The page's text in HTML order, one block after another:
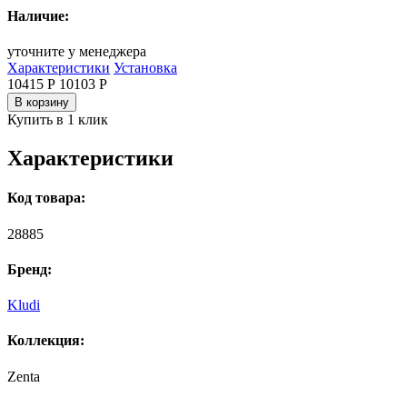
Наличие:
уточните у менеджера
Характеристики Установка
10415 Р 10103 Р
В корзину
Купить в 1 клик
Характеристики
Код товара:
28885
Бренд:
Kludi
Коллекция:
Zenta